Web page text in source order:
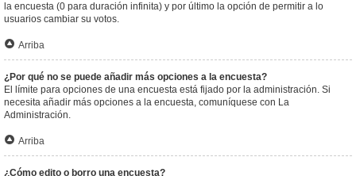
la encuesta (0 para duración infinita) y por último la opción de permitir a lo
usuarios cambiar su votos.
Arriba
¿Por qué no se puede añadir más opciones a la encuesta?
El límite para opciones de una encuesta está fijado por la administración. Si
necesita añadir más opciones a la encuesta, comuníquese con La
Administración.
Arriba
¿Cómo edito o borro una encuesta?